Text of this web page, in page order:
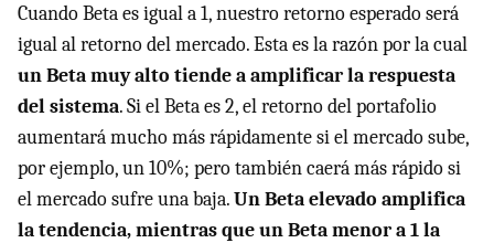
Cuando Beta es igual a 1, nuestro retorno esperado será
igual al retorno del mercado. Esta es la razón por la cual
un Beta muy alto tiende a amplificar la respuesta
del sistema. Si el Beta es 2, el retorno del portafolio
aumentará mucho más rápidamente si el mercado sube,
por ejemplo, un 10%; pero también caerá más rápido si
el mercado sufre una baja.Un Beta elevado amplifica
la tendencia, mientras que un Beta menor a 1 la